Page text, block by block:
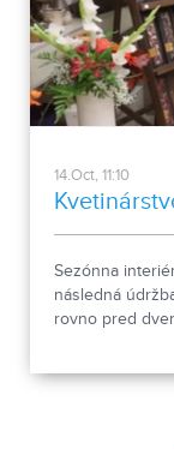
14.Oct, 11:10
Sezónna
následná
rovno pred